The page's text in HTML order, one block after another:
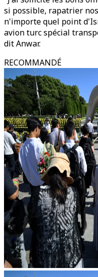
si possible, rapatrier
n'importe quel point
avion turc spécial
dit Anwar.
RECOMMANDÉ